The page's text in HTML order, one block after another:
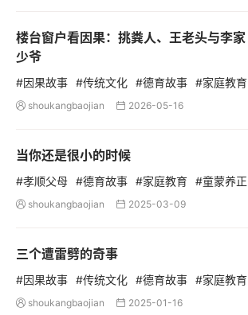
楼台窗户看因果：挑粪人、王老头与李家
少爷
#因果故事 #传统文化 #德育故事 #家庭教育
 shoukangbaojian  2026-05-16
当你还是很小的时候
#孝顺父母 #德育故事 #家庭教育 #童蒙养正
 shoukangbaojian  2025-03-09
三个遭雷劈的奇事
#因果故事 #传统文化 #德育故事 #家庭教育
 shoukangbaojian  2025-01-16